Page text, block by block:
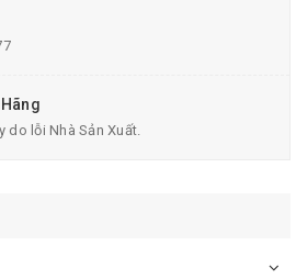
do lỗi Nhà Sản Xuất.